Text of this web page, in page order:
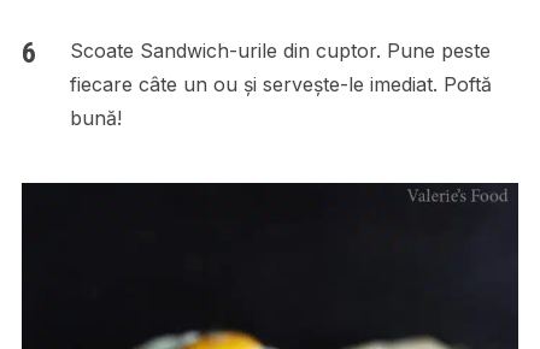
Scoate Sandwich-urile din cuptor. Pune peste
fiecare câte un ou și servește-le imediat. Poftă
bună!